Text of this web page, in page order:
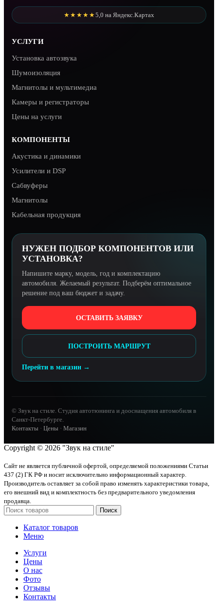
★★★★★5,0 на Яндекс.Картах
УСЛУГИ
Установка автозвука
Шумоизоляция
Магнитолы и мультимедиа
Камеры и регистраторы
Цены на услуги
КОМПОНЕНТЫ
Акустика и динамики
Усилители и DSP
Сабвуферы
Магнитолы
Кабельная продукция
НУЖЕН ПОДБОР КОМПОНЕНТОВ ИЛИ
УСТАНОВКА?
Напишите марку, модель, год и комплектацию
автомобиля. Желаемый результат. Подберём оптимальное
решение под ваш бюджет и задачу.
ОСТАВИТЬ ЗАЯВКУ
ПОСТРОИТЬ МАРШРУТ
Перейти в магазин →
© Звук на стиле. Студия автотюнинга и дооснащения автомобиля в
Санкт-Петербурге.
Контакты · Цены · Магазин
Copyright © 2026 "Звук на стиле"
Сайт не является публичной офертой, определяемой положениями Статьи
437 (2) ГК РФ и носит исключительно информационный характер.
Производитель оставляет за собой право изменять характеристики товара,
его внешний вид и комплектность без предварительного уведомления
продавца.
Поиск
Каталог товаров
Меню
Услуги
Цены
О нас
Фото
Отзывы
Контакты